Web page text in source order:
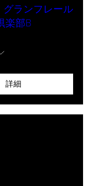
ランフレール
楽部B
詳細